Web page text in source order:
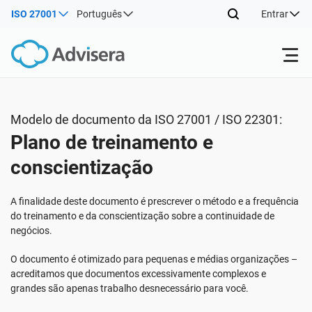
ISO 27001 Português Entrar
ISO 27001
DORA
ISO 42001
Recursos gratuitos
Onde começar
Outros
Consultores
Companhias de TI e SaaS
Sobre nós
Contate-nos
Modelo de documento da ISO 27001 / ISO 22301:
Plano de treinamento e
conscientização
A finalidade deste documento é prescrever o método e a frequência
do treinamento e da conscientização sobre a continuidade de
negócios.
O documento é otimizado para pequenas e médias organizações –
acreditamos que documentos excessivamente complexos e
grandes são apenas trabalho desnecessário para você.